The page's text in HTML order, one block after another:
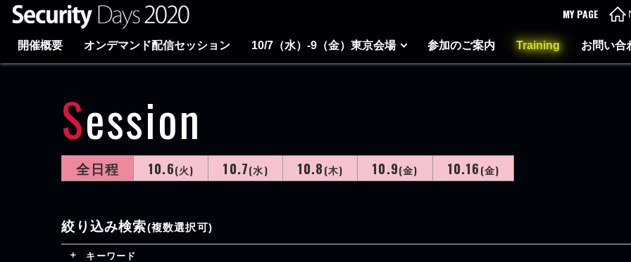
MY PAGE
開催概要 オンデマンド配信セッション 10/7（水）-9（金）東京会場 参加のご案内 Training お問い合
Session
全日程 10.6(火) 10.7(水) 10.8(木) 10.9(金) 10.16(金)
絞り込み検索(複数選択可)
キーワード